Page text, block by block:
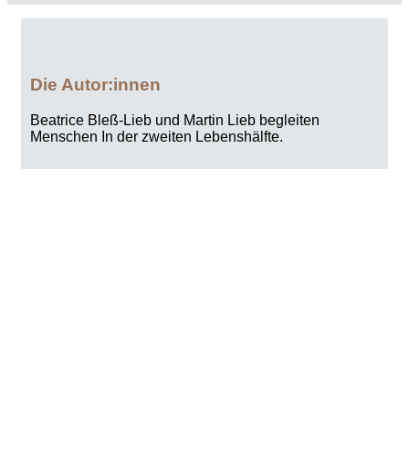
Die Autor:innen
Beatrice Bleß-Lieb und Martin Lieb begleiten
Menschen In der zweiten Lebenshälfte.